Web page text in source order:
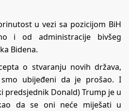
u vezi sa pozicijom BiH
i od administracije bivšeg
Bidena.
o stvaranju novih država,
ubijeđeni da je prošao. I
predsjednik Donald) Trump je u
da se oni neće miješati u